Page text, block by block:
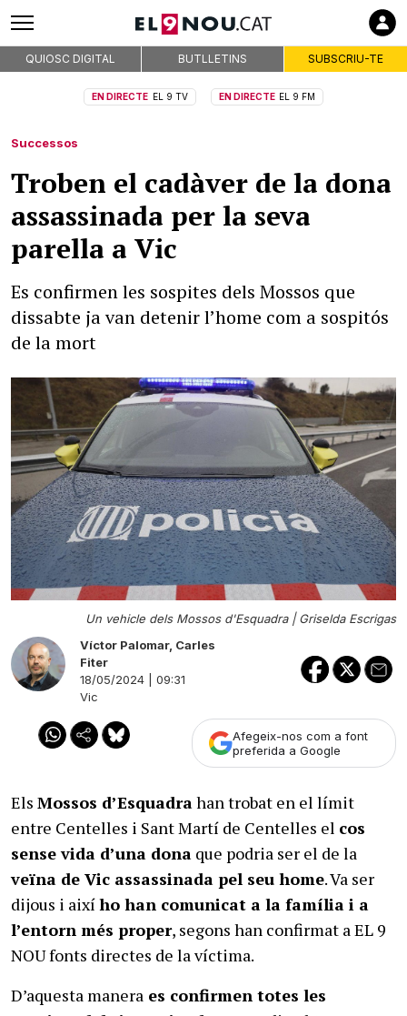
QUIOSC DIGITAL BUTLLETINS SUBSCRIU-TE
EN DIRECTE EL 9 TV EN DIRECTE EL 9 FM
Successos
Troben el cadàver de la dona
assassinada per la seva
parella a Vic
Es confirmen les sospites dels Mossos que
dissabte ja van detenir l’home com a sospitós
de la mort
Un vehicle dels Mossos d'Esquadra |Griselda Escrigas
Víctor Palomar, Carles
Fiter
18/05/2024 | 09:31
Vic
Afegeix-nos com a font
preferida a Google
Els Mossos d’Esquadrahan trobat en el límit
entre Centelles i Sant Martí de Centelles el cos
sense vida d’una dona que podria ser el de la
veïna de Vic assassinada pel seu home. Va ser
dijous i aixího han comunicat a la família i a
l’entorn més proper, segons han confirmat a EL 9
NOU fonts directes de la víctima.
D’aquesta manera es confirmen totes les